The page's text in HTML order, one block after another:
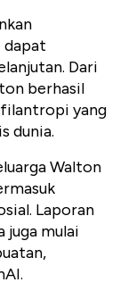
dapat
Dari
berhasil
yang
dunia.
Walton
Laporan
juga mulai